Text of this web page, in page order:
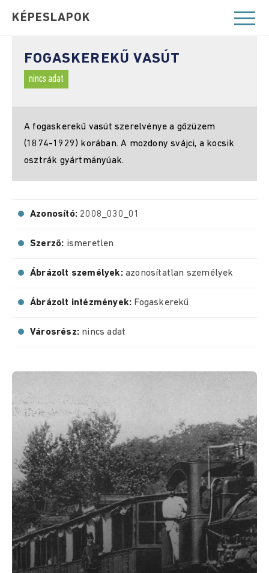
KÉPESLAPOK
FOGASKEREKŰ VASÚT
nincs adat
A fogaskerekű vasút szerelvénye a gőzüzem
(1874-1929) korában. A mozdony svájci, a kocsik
osztrák gyártmányúak.
Azonosító: 2008_030_01
Szerző: ismeretlen
Ábrázolt személyek: azonosítatlan személyek
Ábrázolt intézmények: Fogaskerekű
Városrész: nincs adat